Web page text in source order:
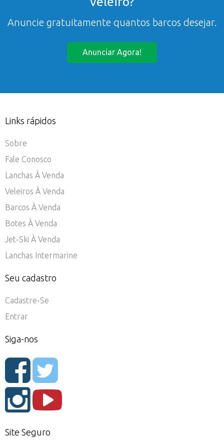
Anuncie gratuitamente quantos barcos desejar.
Anunciar Agora!
Links rápidos
Sobre
Fale Conosco
Lanchas À Venda
Veleiros À Venda
Barcos À Venda
Botes À Venda
Jet-Ski À Venda
Lanchas Intermarine
Seu cadastro
Cadastre-Se
Entrar
Siga-nos
Site Seguro